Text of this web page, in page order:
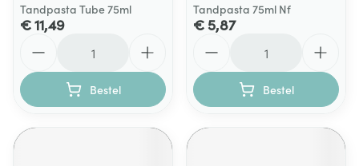
Tandpasta Tube 75ml
€ 11,49
Bestel
Tandpasta 75ml Nf
€ 5,87
Bestel